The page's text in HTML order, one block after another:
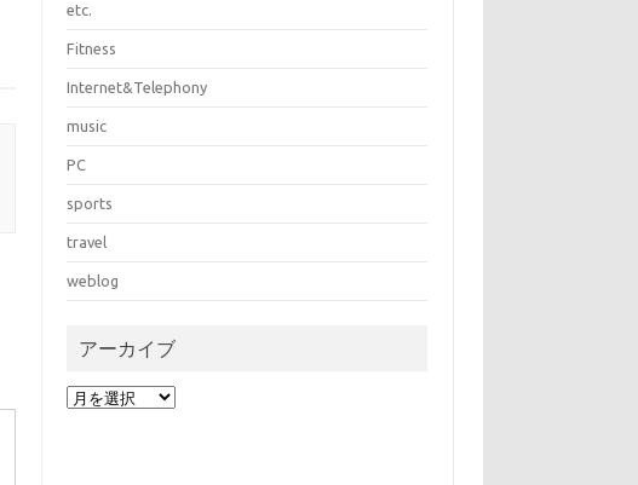
etc.
Fitness
Internet&Telephony
music
PC
sports
travel
weblog
アーカイブ
ア